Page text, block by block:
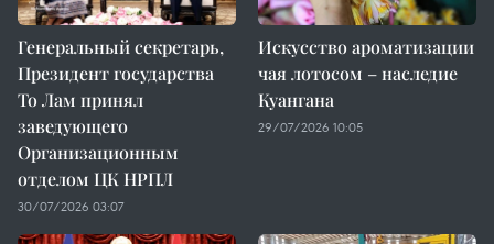
Генеральный секретарь,
Президент государства
То Лам принял
заведующего
Организационным
отделом ЦК НРПЛ
30/07/2026 03:07
Искусство ароматизации
чая лотосом – наследие
Куангана
29/07/2026 10:05